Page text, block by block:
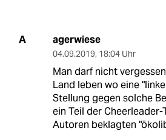
A agerwiese
04.09.2019, 18:04 Uhr
Man darf nicht
Land leben wo eine
Stellung gegen solche
ein Teil der
Autoren beklagten